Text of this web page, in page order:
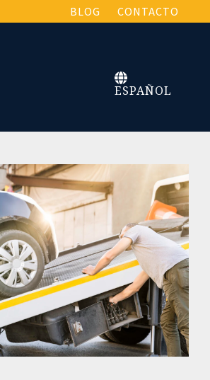
BLOG CONTACTO